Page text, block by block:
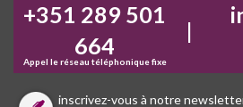
+351 289 501
664
Appel le réseau téléphonique fixe
|
inscrivez-vous à notre